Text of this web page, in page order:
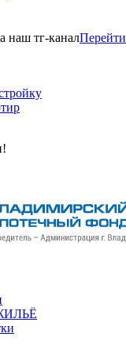
наш тг-каналПерейти